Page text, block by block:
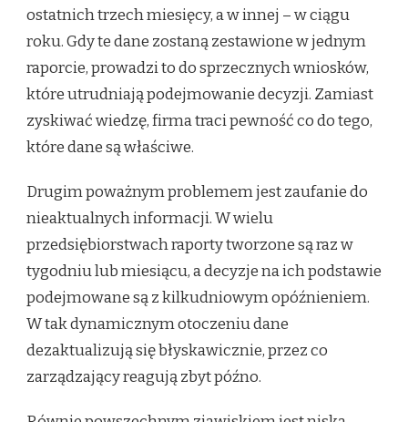
ostatnich trzech miesięcy, a w innej – w ciągu
roku. Gdy te dane zostaną zestawione w jednym
raporcie, prowadzi to do sprzecznych wniosków,
które utrudniają podejmowanie decyzji. Zamiast
zyskiwać wiedzę, firma traci pewność co do tego,
które dane są właściwe.
Drugim poważnym problemem jest zaufanie do
nieaktualnych informacji. W wielu
przedsiębiorstwach raporty tworzone są raz w
tygodniu lub miesiącu, a decyzje na ich podstawie
podejmowane są z kilkudniowym opóźnieniem.
W tak dynamicznym otoczeniu dane
dezaktualizują się błyskawicznie, przez co
zarządzający reagują zbyt późno.